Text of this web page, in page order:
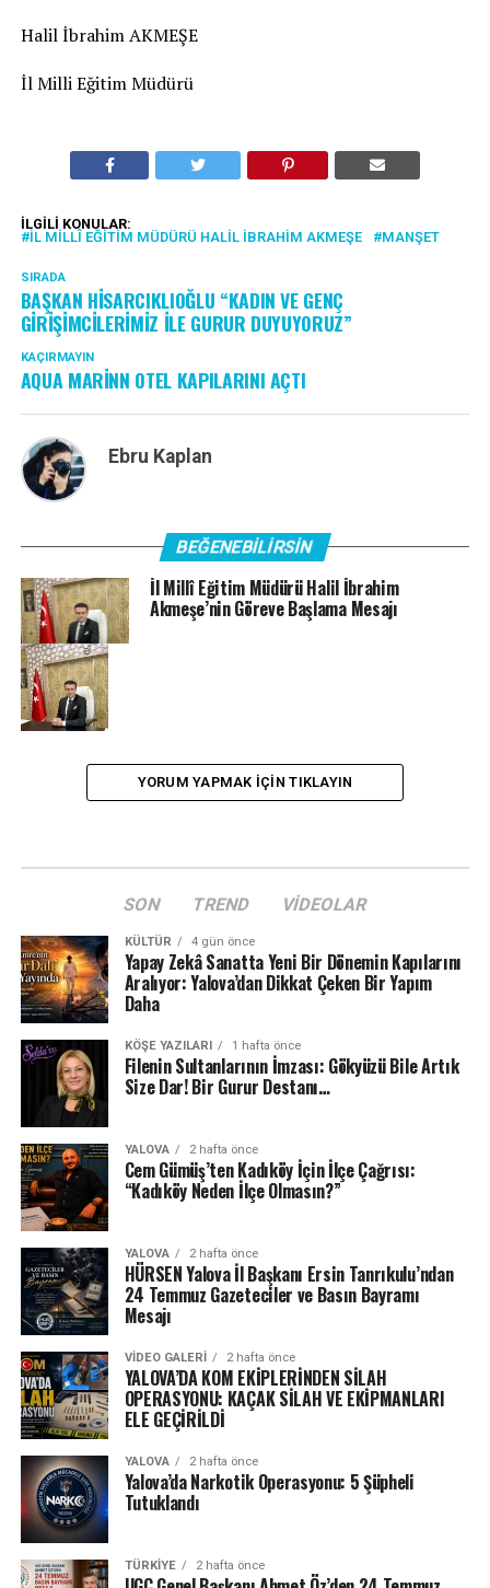
Halil İbrahim AKMEŞE
İl Milli Eğitim Müdürü
İLGILI KONULAR:
İL MILLÎ EĞITIM MÜDÜRÜ HALIL İBRAHIM AKMEŞE
MANŞET
SIRADA
BAŞKAN HİSARCIKLIOĞLU “KADIN VE GENÇ
GİRİŞİMCİLERİMİZ İLE GURUR DUYUYORUZ”
KAÇIRMAYIN
AQUA MARİNN OTEL KAPILARINI AÇTI
Ebru Kaplan
BEĞENEBILIRSIN
İl Millî Eğitim Müdürü Halil İbrahim
Akmeşe’nin Göreve Başlama Mesajı
YORUM YAPMAK IÇIN TIKLAYIN
SON TREND VIDEOLAR
KÜLTÜR 4 gün önce
Yapay Zekâ Sanatta Yeni Bir Dönemin Kapılarını
Aralıyor: Yalova’dan Dikkat Çeken Bir Yapım
Daha
KÖŞE YAZILARI 1 hafta önce
Filenin Sultanlarının İmzası: Gökyüzü Bile Artık
Size Dar! Bir Gurur Destanı…
YALOVA 2 hafta önce
Cem Gümüş’ten Kadıköy İçin İlçe Çağrısı:
“Kadıköy Neden İlçe Olmasın?”
YALOVA 2 hafta önce
HÜRSEN Yalova İl Başkanı Ersin Tanrıkulu’ndan
24 Temmuz Gazeteciler ve Basın Bayramı
Mesajı
VIDEO GALERI 2 hafta önce
YALOVA’DA KOM EKİPLERİNDEN SİLAH
OPERASYONU: KAÇAK SİLAH VE EKİPMANLARI
ELE GEÇİRİLDİ
YALOVA 2 hafta önce
Yalova’da Narkotik Operasyonu: 5 Şüpheli
Tutuklandı
TÜRKIYE 2 hafta önce